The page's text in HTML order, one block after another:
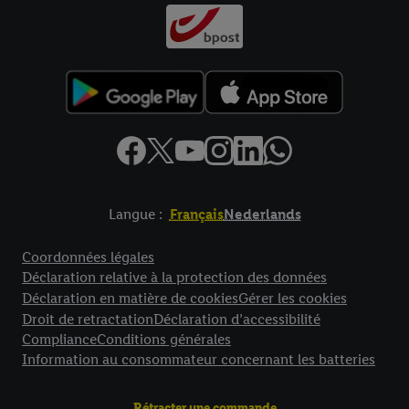
Langue : FrançaisNederlands
Coordonnées légales
Déclaration relative à la protection des données
Déclaration en matière de cookiesGérer les cookies
Droit de retractationDéclaration d’accessibilité
ComplianceConditions générales
Information au consommateur concernant les batteries